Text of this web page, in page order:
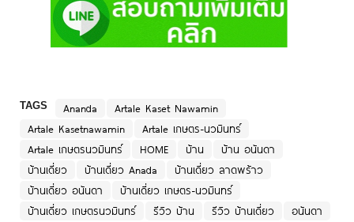
TAGS Ananda
Artale Kaset Nawamin
Artale Kasetnawamin
Artale เกษตร-นวมินทร์
Artale เกษตรนวมินทร์
HOME บ้าน
บ้าน อนันดา
บ้านเดี่ยว
บ้านเดี่ยว Anada
บ้านเดี่ยว ลาดพร้าว
บ้านเดี่ยว อนันดา
บ้านเดี่ยว เกษตร-นวมินทร์
บ้านเดี่ยว เกษตรนวมินทร์
รีวิว บ้าน รีวิว บ้านเดี่ยว
อนันดา